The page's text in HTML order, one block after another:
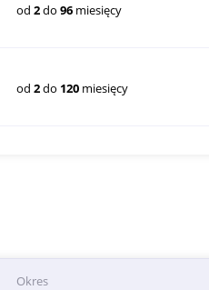
od2do96 miesięcy
od2do 120 miesięcy
Okres